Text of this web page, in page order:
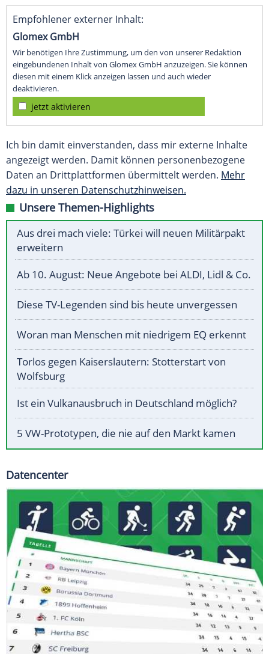
Empfohlener externer Inhalt:
Glomex GmbH
Wir benötigen Ihre Zustimmung, um den von unserer Redaktion
eingebundenen Inhalt von Glomex GmbH anzuzeigen. Sie können
diesen mit einem Klick anzeigen lassen und auch wieder
deaktivieren.
jetzt aktivieren
Ich bin damit einverstanden, dass mir externe Inhalte
angezeigt werden. Damit können personenbezogene
Daten an Drittplattformen übermittelt werden. Mehr
dazu in unseren Datenschutzhinweisen.
Unsere Themen-Highlights
Aus drei mach viele: Türkei will neuen Militärpakt
erweitern
Ab 10. August: Neue Angebote bei ALDI, Lidl & Co.
Diese TV-Legenden sind bis heute unvergessen
Woran man Menschen mit niedrigem EQ erkennt
Torlos gegen Kaiserslautern: Stotterstart von
Wolfsburg
Ist ein Vulkanausbruch in Deutschland möglich?
5 VW-Prototypen, die nie auf den Markt kamen
Datencenter